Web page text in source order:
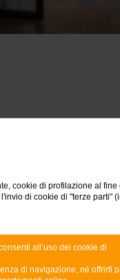
cookie di profilazione al
di cookie di "terze parti"
all’uso dei cookie di
di navigazione, né offrirti
successivo